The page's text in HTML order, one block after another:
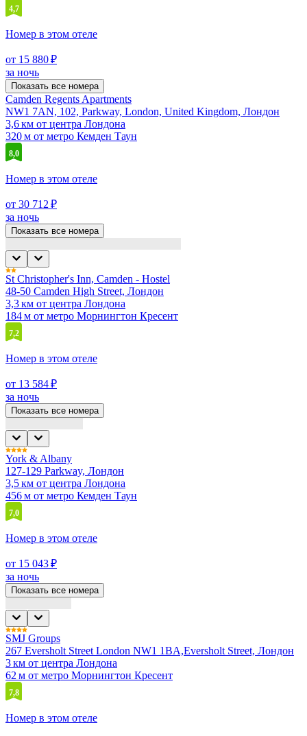
4,7
Номер в этом отеле
от 15 880 ₽
за ночь
Показать все номера
Camden Regents Apartments
NW1 7AN, 102, Parkway, London, United Kingdom, Лондон
3,6 км от центра Лондона
320 м от метро Кемден Таун
8,0
Номер в этом отеле
от 30 712 ₽
за ночь
Показать все номера
St Christopher's Inn, Camden - Hostel
48-50 Camden High Street, Лондон
3,3 км от центра Лондона
184 м от метро Морнингтон Кресент
7,2
Номер в этом отеле
от 13 584 ₽
за ночь
Показать все номера
York & Albany
127-129 Parkway, Лондон
3,5 км от центра Лондона
456 м от метро Кемден Таун
7,0
Номер в этом отеле
от 15 043 ₽
за ночь
Показать все номера
SMJ Groups
267 Eversholt Street London NW1 1BA,Eversholt Street, Лондон
3 км от центра Лондона
62 м от метро Морнингтон Кресент
7,8
Номер в этом отеле